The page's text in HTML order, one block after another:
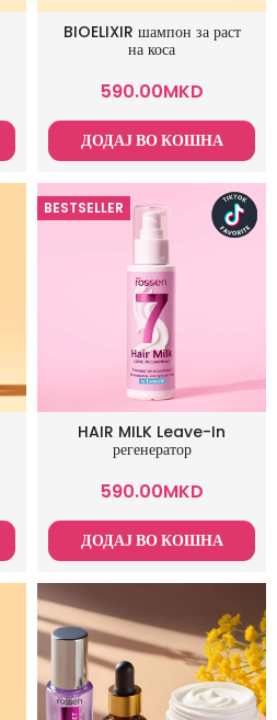
BIOELIXIR шампон за раст
на коса
590.00MKD
ДОДАЈ ВО КОШНА
BESTSELLER
HAIR MILK Leave-In
регенератор
590.00MKD
ДОДАЈ ВО КОШНА